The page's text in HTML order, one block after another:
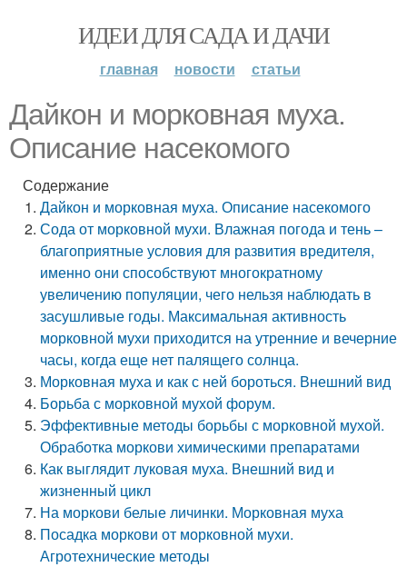
ИДЕИ ДЛЯ САДА И ДАЧИ
главная новости статьи
Дайкон и морковная муха.
Описание насекомого
Содержание
Дайкон и морковная муха. Описание насекомого
Сода от морковной мухи. Влажная погода и тень –
благоприятные условия для развития вредителя,
именно они способствуют многократному
увеличению популяции, чего нельзя наблюдать в
засушливые годы. Максимальная активность
морковной мухи приходится на утренние и вечерние
часы, когда еще нет палящего солнца.
Морковная муха и как с ней бороться. Внешний вид
Борьба с морковной мухой форум.
Эффективные методы борьбы с морковной мухой.
Обработка моркови химическими препаратами
Как выглядит луковая муха. Внешний вид и
жизненный цикл
На моркови белые личинки. Морковная муха
Посадка моркови от морковной мухи.
Агротехнические методы